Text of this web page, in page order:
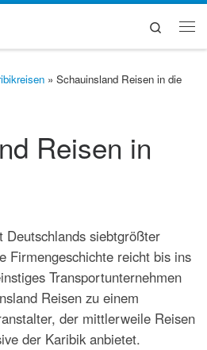
Search
» Schauinsland Reisen in die
Reisen in
Deutschlands siebtgrößter
Firmengeschichte reicht bis ins
Transportunternehmen
Reisen zu einem
der mittlerweile Reisen
der Karibik anbietet.